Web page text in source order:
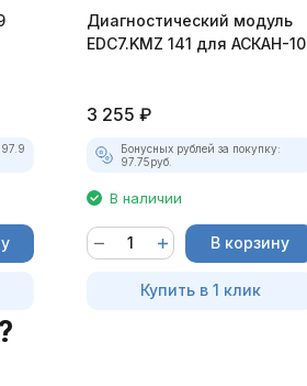
97.9
Диагностический модуль
EDC7.KMZ 141 для АСКАН-10
3 255 ₽
Бонусных рублей за покупку:
97.75руб.
В наличии
В корзину
Купить в 1 клик